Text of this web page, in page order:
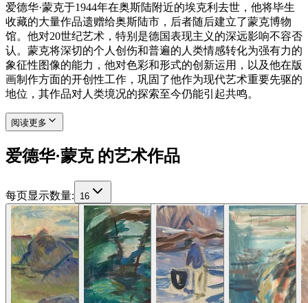
爱德华·蒙克于1944年在奥斯陆附近的埃克利去世，他将毕生
收藏的大量作品遗赠给奥斯陆市，后者随后建立了蒙克博物
馆。他对20世纪艺术，特别是德国表现主义的深远影响不容否
认。蒙克将深切的个人创伤和普遍的人类情感转化为强有力的
象征性图像的能力，他对色彩和形式的创新运用，以及他在版
画制作方面的开创性工作，巩固了他作为现代艺术重要先驱的
地位，其作品对人类境况的探索至今仍能引起共鸣。
阅读更多
爱德华·蒙克 的艺术作品
每页显示数量: 16